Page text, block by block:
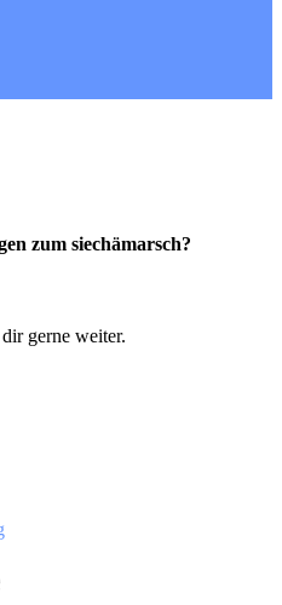
zum siechämarsch?
gerne weiter.